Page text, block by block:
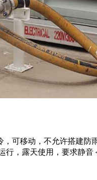
，可移动，不允许搭建防
行，露天使用，要求静音